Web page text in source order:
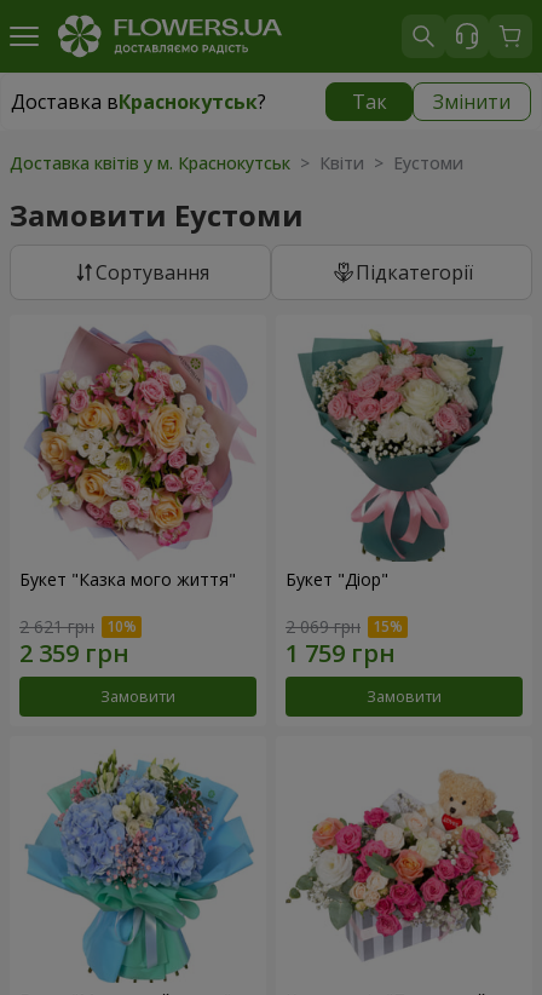
Доставка вКраснокутськ? Так Змінити
Доставка вКраснокутськ|
Доставка квітів у м. Краснокутськ > Квіти > Еустоми
Замовити Еустоми
Сортування Підкатегорії
Букет "Казка мого життя"
2 621 грн
Замовити
Букет "Діор"
2 069 грн
Замовити